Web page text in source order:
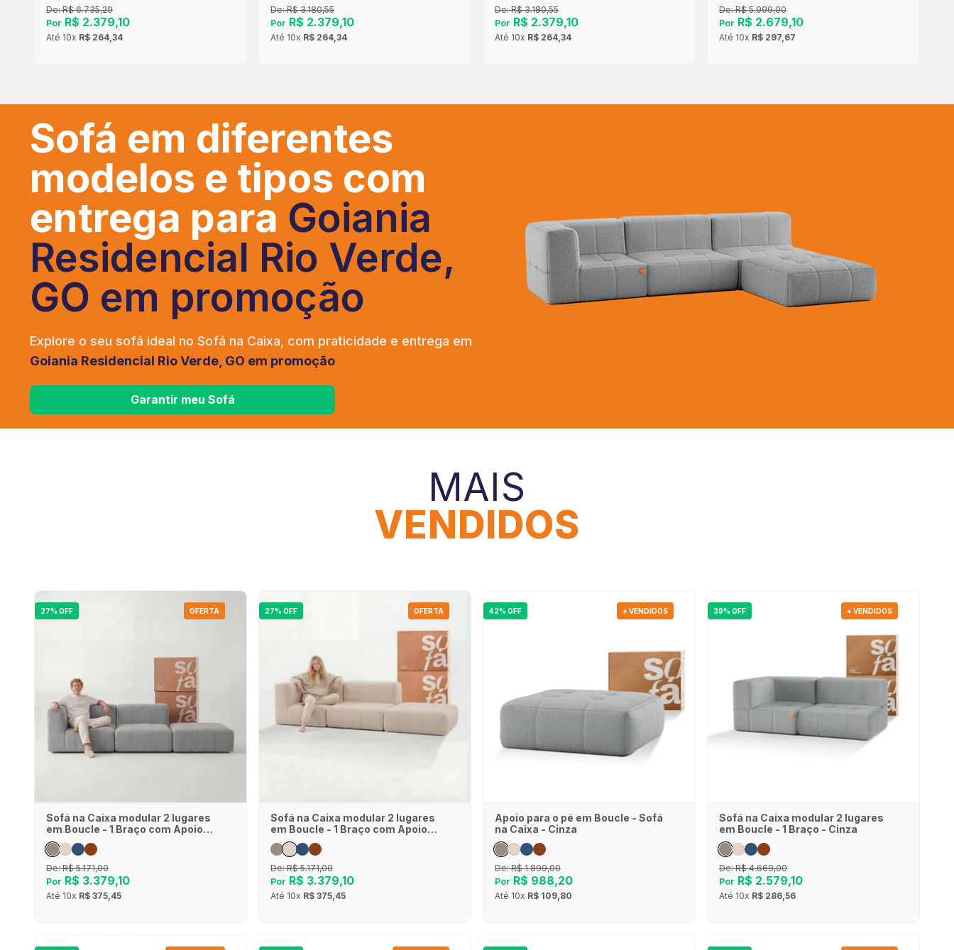
De:R$ 6.735,29
Por R$ 2.379,10
Até 10x R$ 264,34
De:R$ 3.180,55
Por R$ 2.379,10
Até 10x R$ 264,34
De:R$ 3.180,55
Por R$ 2.379,10
Até 10x R$ 264,34
De:R$ 5.999,00
Por R$ 2.679,10
Até 10x R$ 297,67
Sofá em diferentes
modelos e tipos com
entrega para Goiania
Residencial Rio Verde,
GO em promoção
Explore o seu sofá ideal no Sofá na Caixa, com praticidade e entrega em
Goiania Residencial Rio Verde, GO em promoção
Garantir meu Sofá
MAIS
VENDIDOS
27% OFF OFERTA
Sofá na Caixa modular 2 lugares
em Boucle - 1 Braço com Apoio
de pé - Cinza
De:R$ 5.171,00
Por R$ 3.379,10
Até 10x R$ 375,45
27% OFF OFERTA
Sofá na Caixa modular 2 lugares
em Boucle - 1 Braço com Apoio
de pé - Linho
De:R$ 5.171,00
Por R$ 3.379,10
Até 10x R$ 375,45
42% OFF + VENDIDOS
Apoio para o pé em Boucle - Sofá
na Caixa - Cinza
De:R$ 1.899,00
Por R$ 988,20
Até 10x R$ 109,80
39% OFF + VENDIDOS
Sofá na Caixa modular 2 lugares
em Boucle - 1 Braço - Cinza
De:R$ 4.669,00
Por R$ 2.579,10
Até 10x R$ 286,56